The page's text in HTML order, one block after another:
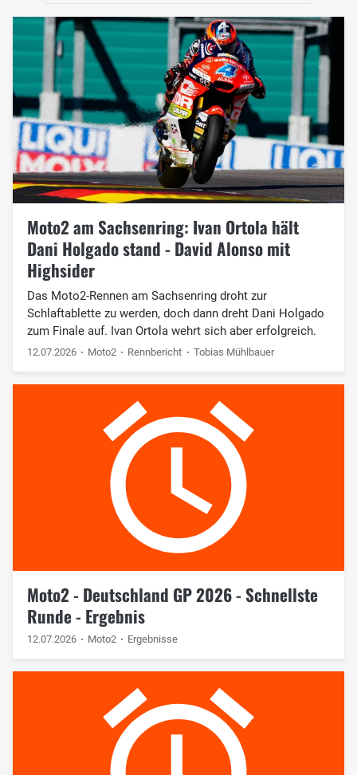
Moto2 am Sachsenring: Ivan Ortola hält
Dani Holgado stand - David Alonso mit
Highsider
Das Moto2-Rennen am Sachsenring droht zur
Schlaftablette zu werden, doch dann dreht Dani Holgado
zum Finale auf. Ivan Ortola wehrt sich aber erfolgreich.
12.07.2026 Moto2 Rennbericht Tobias Mühlbauer
Moto2 - Deutschland GP 2026 - Schnellste
Runde - Ergebnis
12.07.2026 Moto2 Ergebnisse